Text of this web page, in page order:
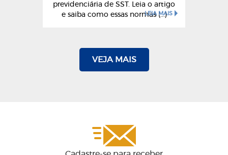
previdenciária de SST. Leia o artigo
e saiba como essas normas (...)
LEIA MAIS
VEJA MAIS